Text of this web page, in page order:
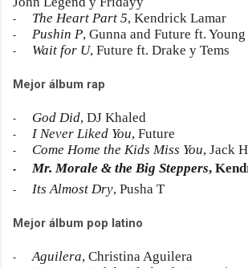
- The Heart Part 5, Kendrick Lamar
- Pushin P, Gunna and Future ft.
- Wait for U, Future ft. Drake y Tems
Mejor álbum rap
- God Did, DJ Khaled
- I Never Liked You, Future
- Come Home the Kids Miss You, Jack
- Mr. Morale & the Big Steppers,
- Its Almost Dry, Pusha T
Mejor álbum pop latino
- Aguilera, Christina Aguilera